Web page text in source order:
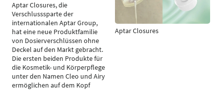
Aptar Closures, die
Verschlusssparte der
internationalen Aptar Group,
hat eine neue Produktfamilie
von Dosierverschlüssen ohne
Deckel auf den Markt gebracht.
Die ersten beiden Produkte für
die Kosmetik- und Körperpflege
unter den Namen Cleo und Airy
ermöglichen auf dem Kopf
Aptar Closures